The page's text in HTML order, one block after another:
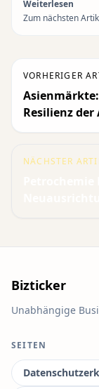
Weiterlesen
Zum nächsten
VORHERIGER
Resilienz
NÄCHSTER
Bizticker
Unabhängige
SEITEN